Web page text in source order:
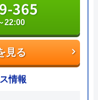
見る
情報
ェーン本部
見る
365
22:00
情報